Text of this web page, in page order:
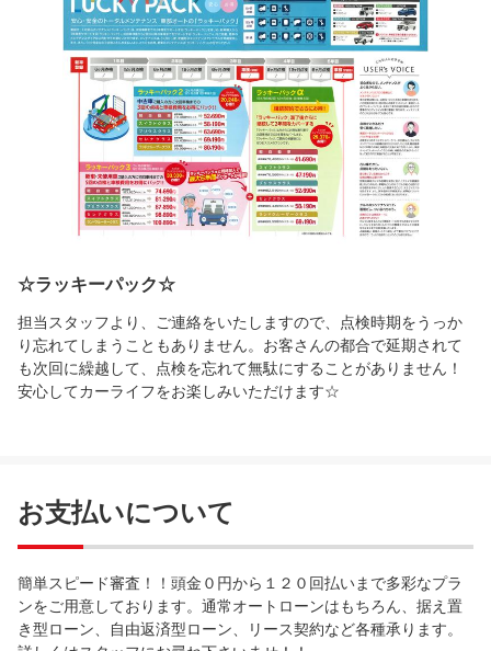
☆ラッキーパック☆
担当スタッフより、ご連絡をいたしますので、点検時期をうっか
り忘れてしまうこともありません。お客さんの都合で延期されて
も次回に繰越して、点検を忘れて無駄にすることがありません！
安心してカーライフをお楽しみいただけます☆
お支払いについて
簡単スピード審査！！頭金０円から１２０回払いまで多彩なプラ
ンをご用意しております。通常オートローンはもちろん、据え置
き型ローン、自由返済型ローン、リース契約など各種承ります。